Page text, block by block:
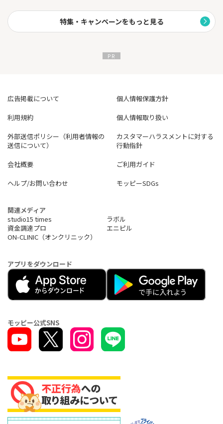
特集・キャンペーンをもっと見る
広告掲載について
個人情報保護方針
利用規約
個人情報取り扱い
外部送信ポリシー（利用者情報の
送信について）
カスタマーハラスメントに対する
行動指針
会社概要
ご利用ガイド
ヘルプ/お問い合わせ
モッピーSDGs
関連メディア
studio15 times
ラボル
資金調達プロ
エニピル
ON-CLINIC（オンクリニック）
アプリをダウンロード
モッピー公式SNS